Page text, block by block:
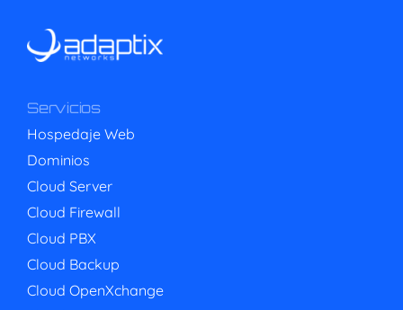
Servicios
Hospedaje Web
Dominios
Cloud Server
Cloud Firewall
Cloud PBX
Cloud Backup
Cloud OpenXchange